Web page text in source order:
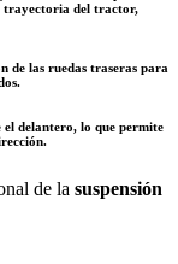
trayectoria del tractor,
de las ruedas traseras para
delantero, lo que permite
de la suspensión